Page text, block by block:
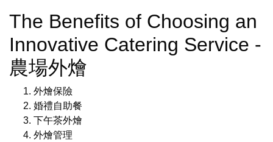
The Benefits of Choosing an
Innovative Catering Service -
農場外燴
外燴保險
婚禮自助餐
下午茶外燴
外燴管理